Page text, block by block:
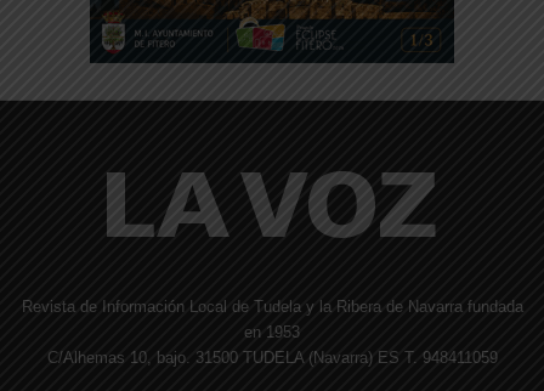
Revista de Información Local de Tudela y la Ribera de Navarra fundada
en 1953
C/Alhemas 10, bajo. 31500 TUDELA (Navarra) ES T. 948411059